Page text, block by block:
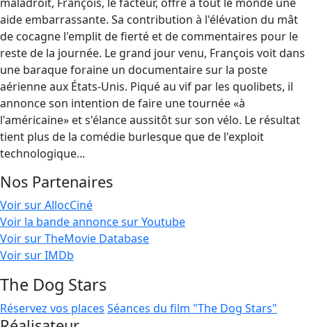
aide embarrassante. Sa contribution à l'élévation du mât
de cocagne l'emplit de fierté et de commentaires pour le
reste de la journée. Le grand jour venu, François voit dans
une baraque foraine un documentaire sur la poste
aérienne aux États-Unis. Piqué au vif par les quolibets, il
annonce son intention de faire une tournée «à
l'américaine» et s'élance aussitôt sur son vélo. Le résultat
tient plus de la comédie burlesque que de l'exploit
technologique...
Nos Partenaires
Voir sur AllocCiné
Voir la bande annonce sur Youtube
Voir sur TheMovie Database
Voir sur IMDb
The Dog Stars
Réservez vos places Séances du film "The Dog Stars"